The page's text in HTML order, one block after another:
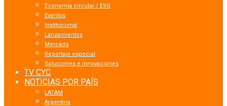
Economía circular / ESG
Eventos
Institucional
Lanzamientos
Mercado
Reportaje especial
Soluciones e innovaciones
TV CYC
NOTICIAS POR PAÍS
LATAM
Argentina